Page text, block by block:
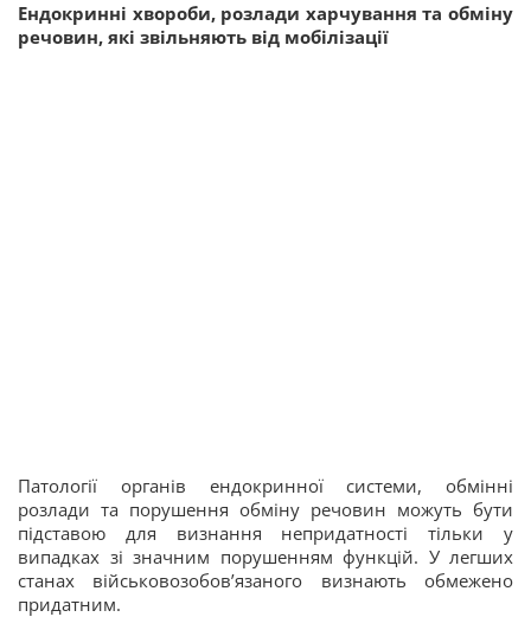
Ендокринні хвороби, розлади харчування та обміну
речовин, які звільняють від мобілізації
Патології органів ендокринної системи, обмінні
розлади та порушення обміну речовин можуть бути
підставою для визнання непридатності тільки у
випадках зі значним порушенням функцій. У легших
станах військовозобов’язаного визнають обмежено
придатним.